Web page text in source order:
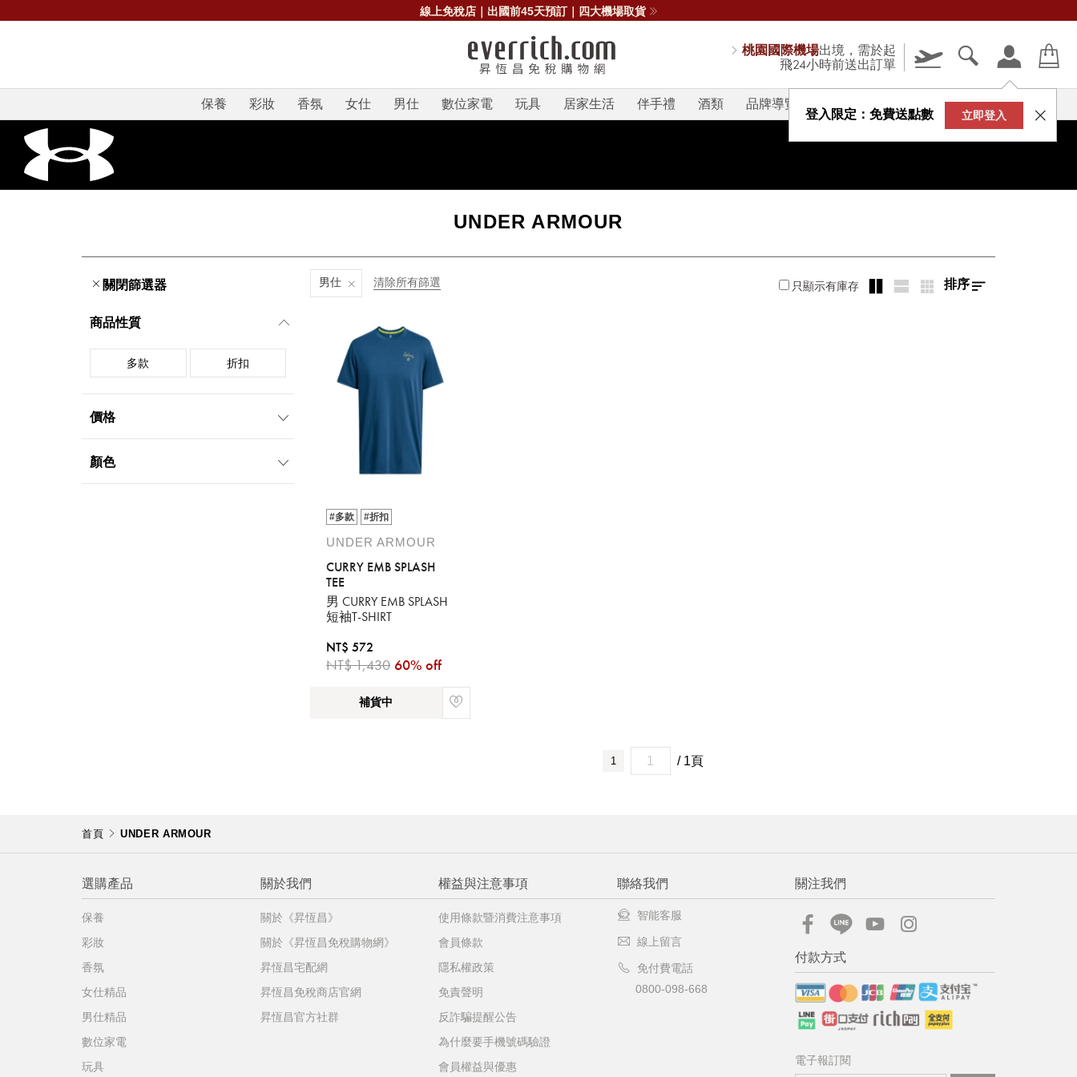
線上免稅店｜出國前45天預訂｜四大機場取貨
桃園國際機場出境，需於起
飛24小時前送出訂單
登入限定：免費送點數 立即登入
保養 彩妝 香氛 女仕 男仕 數位家電 玩具 居家生活 伴手禮 酒類 品牌導覽 V-STORY
桃園國際機場(TPE)
臺中國際機場(RMQ)
UNDER ARMOUR
關閉篩選器 男仕 清除所有篩選 只顯示有庫存 排序
商品性質
多款 折扣
價格
999元以下
顏色
#多款 #折扣
UNDER ARMOUR
CURRY EMB SPLASH
TEE
男 CURRY EMB SPLASH
短袖T-SHIRT
NT$ 572
NT$ 1,430 60% off
補貨中
1 / 1頁
首頁 UNDER ARMOUR
選購產品
保養
彩妝
香氛
女仕精品
男仕精品
數位家電
玩具
關於我們
關於《昇恆昌》
關於《昇恆昌免稅購物網》
昇恆昌宅配網
昇恆昌免稅商店官網
昇恆昌官方社群
權益與注意事項
使用條款暨消費注意事項
會員條款
隱私權政策
免責聲明
反詐騙提醒公告
為什麼要手機號碼驗證
會員權益與優惠
聯絡我們
智能客服
線上留言
免付費電話
0800-098-668
關注我們
付款方式
電子報訂閱